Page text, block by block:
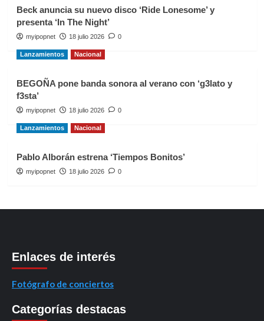
Beck anuncia su nuevo disco ‘Ride Lonesome’ y
presenta ‘In The Night’
myipopnet 18 julio 2026 0
Lanzamientos Nacional
BEGOÑA pone banda sonora al verano con ‘g3lato y
f3sta’
myipopnet 18 julio 2026 0
Lanzamientos Nacional
Pablo Alborán estrena ‘Tiempos Bonitos’
myipopnet 18 julio 2026 0
Enlaces de interés
Fotógrafo de conciertos
Categorías destacas